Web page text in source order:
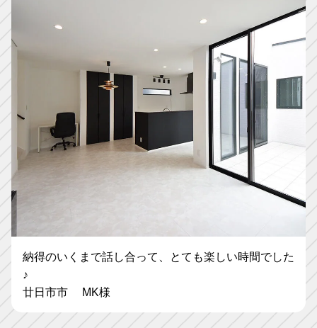
納得のいくまで話し合って、とても楽しい時間でした
♪
廿日市市 MK様